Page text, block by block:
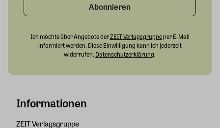
Informationen
ZEIT Verlagsgruppe
Abonnieren
Ich möchte über Angebote derZEIT Verlagsgruppeper E-Mail
informiert werden. Diese Einwilligung kann ich jederzeit
widerrufen. Datenschutzerklärung.